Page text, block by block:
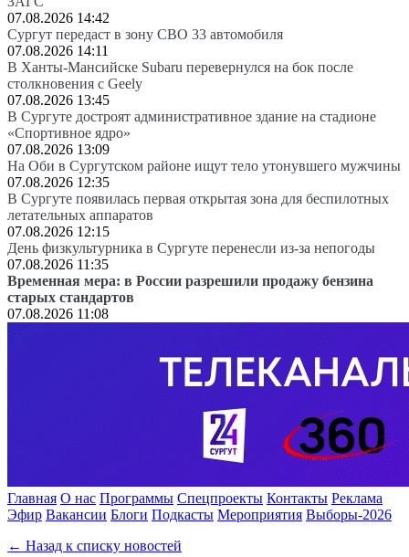
07.08.2026 14:42
Сургут передаст в зону СВО 33 автомобиля
07.08.2026 14:11
В Ханты-Мансийске Subaru перевернулся на бок после
столкновения с Geely
07.08.2026 13:45
В Сургуте достроят административное здание на стадионе
«Спортивное ядро»
07.08.2026 13:09
На Оби в Сургутском районе ищут тело утонувшего мужчины
07.08.2026 12:35
В Сургуте появилась первая открытая зона для беспилотных
летательных аппаратов
07.08.2026 12:15
День физкультурника в Сургуте перенесли из-за непогоды
07.08.2026 11:35
Временная мера: в России разрешили продажу бензина
старых стандартов
07.08.2026 11:08
Главная О нас Программы Спецпроекты Контакты Реклама
Эфир Вакансии Блоги Подкасты Мероприятия Выборы-2026
← Назад к списку новостей